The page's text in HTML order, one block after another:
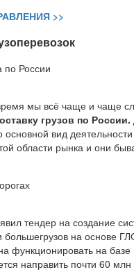
>>
по России
мы всё чаще и чаще
грузов по России.
основной вид
области рынка и они
тендер на создание
большегрузов на основе
функционировать на
направить почти 60 млн